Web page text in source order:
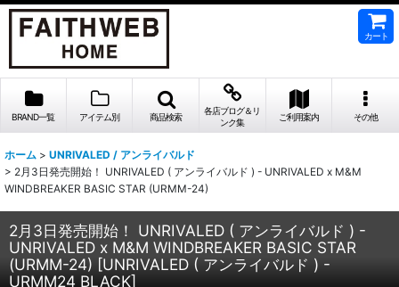
カート
BRAND一覧 アイテム別 商品検索
各店ブログ＆リ
ンク集
ご利用案内 その他
ホーム > UNRIVALED / アンライバルド
> 2月3日発売開始！ UNRIVALED ( アンライバルド ) - UNRIVALED x M&M
WINDBREAKER BASIC STAR (URMM-24)
2月3日発売開始！ UNRIVALED ( アンライバルド ) -
UNRIVALED x M&M WINDBREAKER BASIC STAR
(URMM-24) [UNRIVALED ( アンライバルド ) -
URMM24 BLACK]